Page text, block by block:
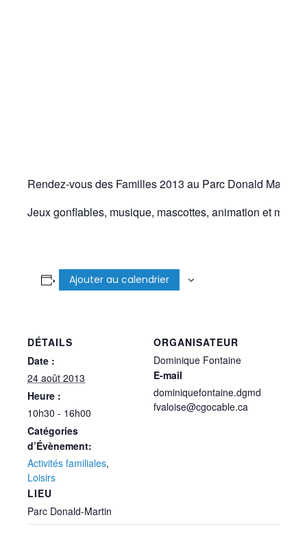
Rendez-vous des Familles 2013 au Parc Donald Martin.
Jeux gonflables, musique, mascottes, animation et
Ajouter au calendrier
DÉTAILS
Date :
24 août 2013
Heure :
10h30 - 16h00
Catégories
d’Évènement:
Activités familiales,
Loisirs
LIEU
Parc Donald-Martin
ORGANISATEUR
Dominique Fontaine
E-mail
dominiquefontaine.dgmd
fvaloise@cgocable.ca